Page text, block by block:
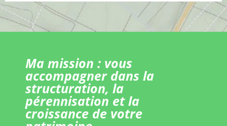
Ma mission : vous
accompagner dans la
structuration, la
pérennisation et la
croissance de votre